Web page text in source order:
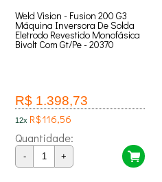
Weld Vision - Fusion 200 G3
Máquina Inversora De Solda
Eletrodo Revestido Monofásica
Bivolt Com Gt/Pe - 20370
R$ 1.398,73
12x R$ 116,56
Quantidade:
- +